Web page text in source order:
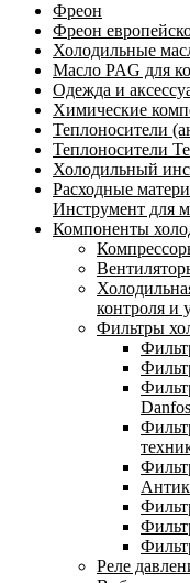
Фреон
Фреон
Холодильные
Масло PAG для
Одежда и
Химические
Теплоносители
Теплоносители
Холодильный
Расходные
Инструмент для
Компоненты
контроля и
Фильтры
Реле